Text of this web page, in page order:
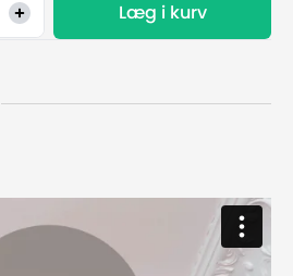
Læg i kurv